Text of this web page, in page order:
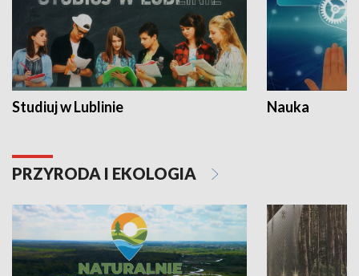
Studiuj w Lublinie Nauka
PRZYRODA I EKOLOGIA